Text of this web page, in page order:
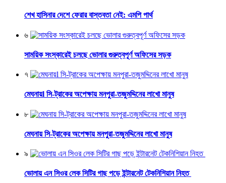
শেখ হাসিনার দেশে ফেরার বাস্তবতা নেই: এমপি পার্থ
৬
সাময়িক সংস্কারেই চলছে ভোলার গুরুত্বপূর্ণ অফিসের সড়ক
৭
মেঘনায়l সি-ট্রাকের অপেক্ষায় মনপুরা-তজুমদ্দিনের লাখো মানুষ
৮
মেঘনায় সি-ট্রাকের অপেক্ষায় মনপুরা-তজুমদ্দিনের লাখো মানুষ
৯
ভোলায় এন সিওর লেক সিটির গাছ পড়ে ইন্টারনেট টেকনিশিয়ান নিহত